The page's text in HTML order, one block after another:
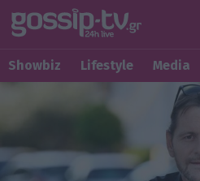
Showbiz Lifestyle Media